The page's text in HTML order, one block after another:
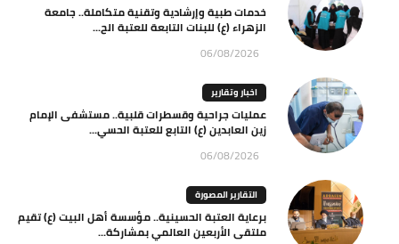
خدمات طبية وإرشادية وتقنية متكاملة.. جامعة
الزهراء (ع) للبنات التابعة للعتبة الح...
06/08/2026
اخبار وتقارير
عمليات جراحية وقسطرات قلبية.. مستشفى الإمام
زين العابدين (ع) التابع للعتبة الحسي...
06/08/2026
التقارير المصورة
برعاية العتبة الحسينية.. مؤسسة أهل البيت (ع) تقيم
ملتقى الأربعين العالمي بمشاركة...